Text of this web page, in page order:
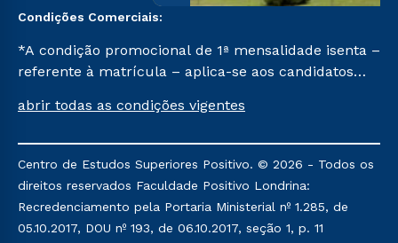
Condições Comerciais:
*A condição promocional de 1ª mensalidade isenta –
referente à matrícula – aplica-se aos candidatos
na prova on-line ou agendada, que ofertam bolsas
semestre vigente, que ainda não tenham efetivado
e/ou não tenham cancelado ou trancado sua
matrícula em uma das Instituições da Cruzeiro do
Sul Educacional, no período de um ano. Tais
abrir todas as condições vigentes
Centro de Estudos Superiores Positivo. © 2026 - Todos os
direitos reservados Faculdade Positivo Londrina:
Recredenciamento pela Portaria Ministerial nº 1.285, de
05.10.2017, DOU nº 193, de 06.10.2017, seção 1, p. 11